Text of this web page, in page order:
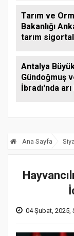
Tarım ve
Bakanlığı
tarım
Antalya
Gündoğmuş
İbradı'nda arı
Ana Sayfa
04 Şubat, 2025,